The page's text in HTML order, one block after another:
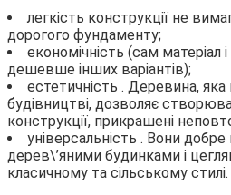
легкість конструкції не
дорогого фундаменту;
економічність (сам
дешевше інших варіантів);
естетичність . Деревина,
будівництві, дозволяє
конструкції, прикрашені
універсальність . Вони
дерев\’яними будинками і
класичному та сільському стилі.